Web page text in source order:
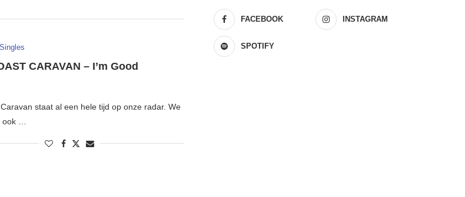
Singles
CARAVAN – I’m Good
staat al een hele tijd op onze radar. We
…
FACEBOOK INSTAGRAM
SPOTIFY